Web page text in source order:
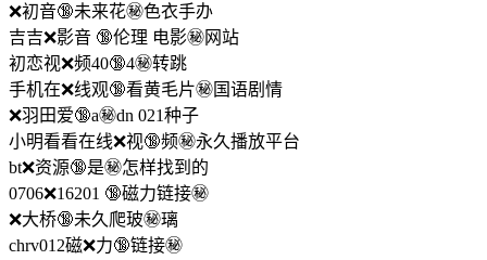
❌初音🔞未来花㊙️色衣手办
吉吉❌影音 🔞伦理 电影㊙️网站
初恋视❌频40🔞4㊙️转跳
手机在❌线观🔞看黄毛片㊙️国语剧情
❌羽田爱🔞a㊙️dn 021种子
小明看看在线❌视🔞频㊙️永久播放平台
bt❌资源🔞是㊙️怎样找到的
0706❌16201 🔞磁力链接㊙️
❌大桥🔞未久爬玻㊙️璃
chrv012磁❌力🔞链接㊙️